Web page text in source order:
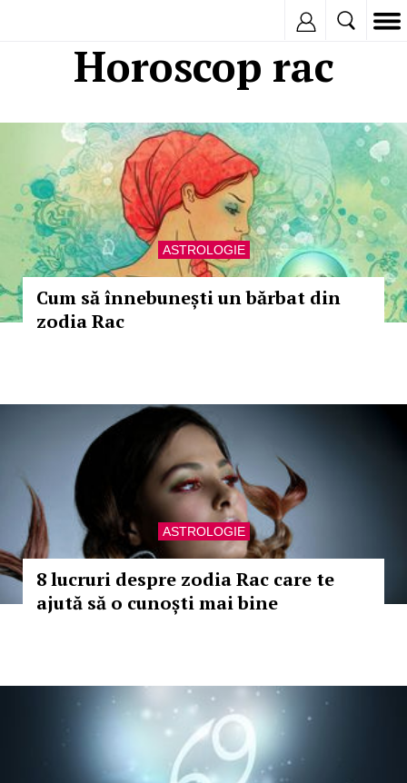
Horoscop rac
ASTROLOGIE
Cum să înnebunești un bărbat din
zodia Rac
ASTROLOGIE
8 lucruri despre zodia Rac care te
ajută să o cunoști mai bine